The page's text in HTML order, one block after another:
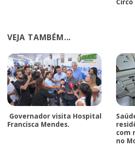
VEJA TAMBÉM...
Governador visita Hospital
Francisca Mendes.
com
no